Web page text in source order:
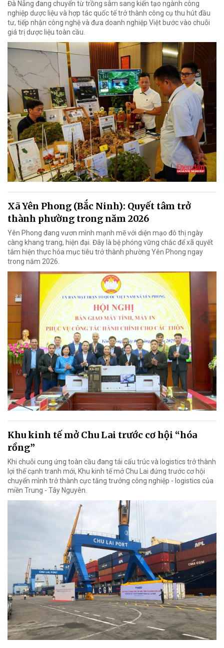
Đà Nẵng đang chuyển từ trồng sâm sang kiến tạo ngành công
nghiệp dược liệu và hợp tác quốc tế trở thành công cụ thu hút đầu
tư, tiếp nhận công nghệ và đưa doanh nghiệp Việt bước vào chuỗi
giá trị dược liệu toàn cầu.
Xã Yên Phong (Bắc Ninh): Quyết tâm trở
thành phường trong năm 2026
Yên Phong đang vươn mình mạnh mẽ với diện mạo đô thị ngày
càng khang trang, hiện đại. Đây là bệ phóng vững chắc để xã quyết
tâm hiện thực hóa mục tiêu trở thành phường Yên Phong ngay
trong năm 2026.
Khu kinh tế mở Chu Lai trước cơ hội “hóa
rồng”
Khi chuỗi cung ứng toàn cầu đang tái cấu trúc và logistics trở thành
lợi thế cạnh tranh mới, Khu kinh tế mở Chu Lai đứng trước cơ hội
chuyển mình trở thành cực tăng trưởng công nghiệp - logistics của
miền Trung - Tây Nguyên.